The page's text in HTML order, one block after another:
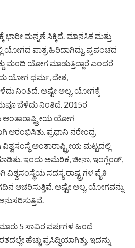
ಮನ್ನಣೆ ಸಿಕ್ಕಿದೆ. ಮಾನಸಿಕ ಮತ್ತು
ಯೋಗದ ಪಾತ್ರ ಹಿರಿದಾಗಿದ್ದು, ಪ್ರಪಂಚದ
ಮಂದಿ ಯೋಗ ಮಾಡುತ್ತಿದ್ದಾರೆ ಎಂದರೆ
ಯೋಗ ಧರ್ಮ, ದೇಶ,
ನಿಂತಿದೆ. ಅಷ್ಟೇ ಅಲ್ಲ, ಯೋಗಕ್ಕೆ
ಬೆಳೆದು ನಿಂತಿದೆ. 2015ರ
ಅಂತಾರಾಷ್ಟ್ರೀಯ ಯೋಗ
ಆರಂಭಿಸಿತು. ಪ್ರಧಾನಿ ನರೇಂದ್ರ
ಅಂತಾರಾಷ್ಟ್ರೀಯ ಮಟ್ಟದಲ್ಲಿ
ಇಂದು ಅಮೆರಿಕ, ಚೀನಾ, ಇಂಗ್ಲೆಂಡ್‌,
ಸದಸ್ಯ ರಾಷ್ಟ್ರಗಳ ಪೈಕಿ
ಆಚರಿಸುತ್ತಿವೆ. ಅಷ್ಟೇ ಅಲ್ಲ, ಯೋಗವನ್ನು
5 ಸಾವಿರ ವರ್ಷಗಳ ಹಿಂದೆ
ಹೆಚ್ಚು ಪ್ರಸಿದ್ಧಿಯಾಗಿತ್ತು. ಇದನ್ನು